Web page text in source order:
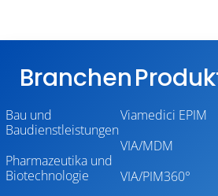
Branchen
Bau und
Baudienstleistungen
Pharmazeutika und
Biotechnologie
Viamedici EPIM
VIA/MDM
VIA/PIM360°